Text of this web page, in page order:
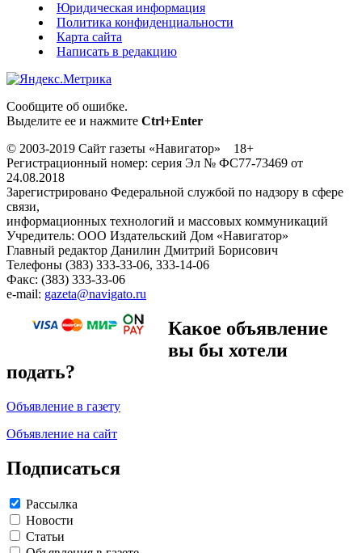
Юридическая информация
Политика конфиденциальности
Карта сайта
Написать в редакцию
Сообщите об ошибке.
Выделите ее и нажмите Ctrl+Enter
© 2003-2019 Сайт газеты «Навигатор» 18+
Регистрационный номер: серия Эл № ФС77-73469 от
24.08.2018
Зарегистрировано Федеральной службой по надзору в сфере
связи,
информационных технологий и массовых коммуникаций
Учредитель: ООО Издательский Дом «Навигатор»
Главный редактор Данилин Дмитрий Борисович
Телефоны (383) 333-33-06, 333-14-06
Факс: (383) 333-33-06
e-mail: gazeta@navigato.ru
Какое объявление
вы бы хотели
подать?
Объявление в газету
Объявление на сайт
Подписаться
Рассылка
Новости
Статьи